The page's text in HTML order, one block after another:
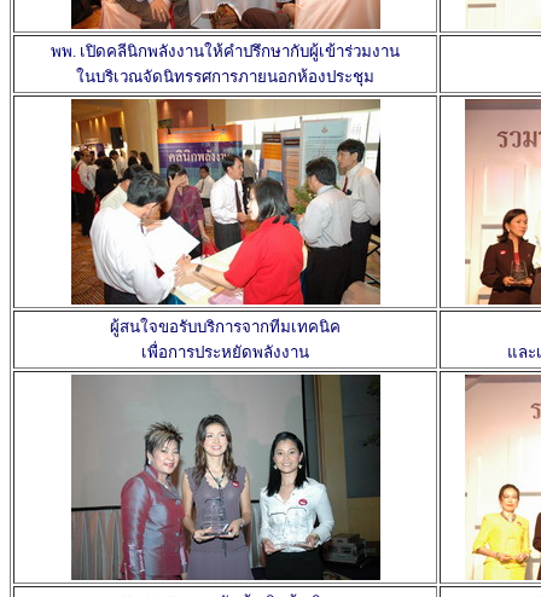
พพ. เปิดคลีนิกพลังงานให้คำปรึกษากับผู้เข้าร่วมงาน
ในบริเวณจัดนิทรรศการภายนอกห้องประชุม
ผู้สนใจขอรับบริการจากทีมเทคนิค
เพื่อการประหยัดพลังงาน
และ